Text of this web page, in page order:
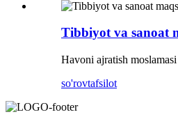
Tibbiyot va sanoat
Havoni ajratish
so'rovtafsilot